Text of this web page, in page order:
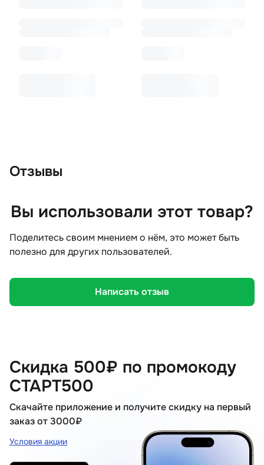
Отзывы
Вы использовали этот товар?
Поделитесь своим мнением о нём, это может быть
полезно для других пользователей.
Написать отзыв
Скидка 500₽ по промокоду
СТАРТ500
Скачайте приложение и получите скидку на первый
заказ от 3000₽
Условия акции